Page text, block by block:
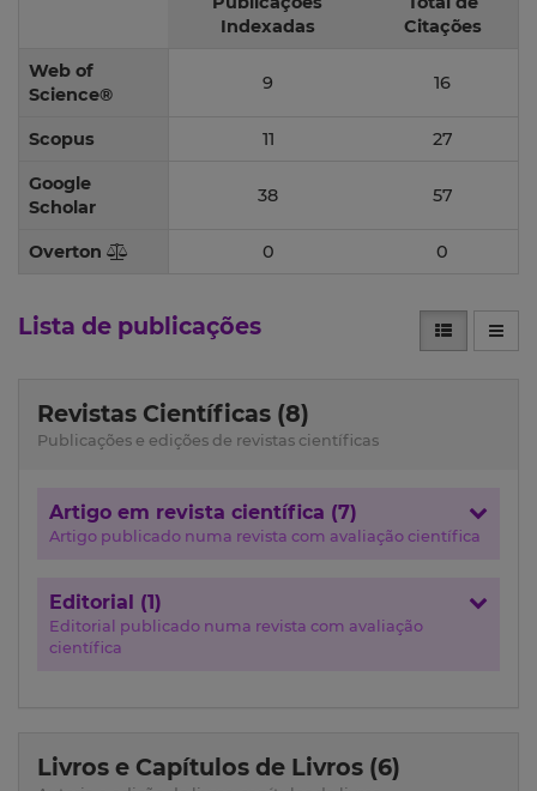
Indexadas
Citações
Web of
Science®
9 16
Scopus 11 27
Google
Scholar
38 57
Overton 0 0
Lista de publicações
Revistas Científicas (8)
Publicações e edições de revistas científicas
Artigo em revista científica (7)
Artigo publicado numa revista com avaliação científica
Editorial (1)
Editorial publicado numa revista com avaliação
científica
Livros e Capítulos de Livros (6)